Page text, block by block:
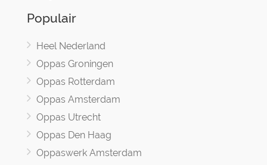
Populair
Heel Nederland
Oppas Groningen
Oppas Rotterdam
Oppas Amsterdam
Oppas Utrecht
Oppas Den Haag
Oppaswerk Amsterdam